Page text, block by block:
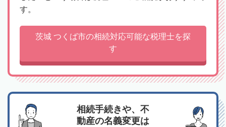
す。
茨城 つくば市の相続対応可能な税理士を探
す
相続手続きや、不
動産の名義変更は